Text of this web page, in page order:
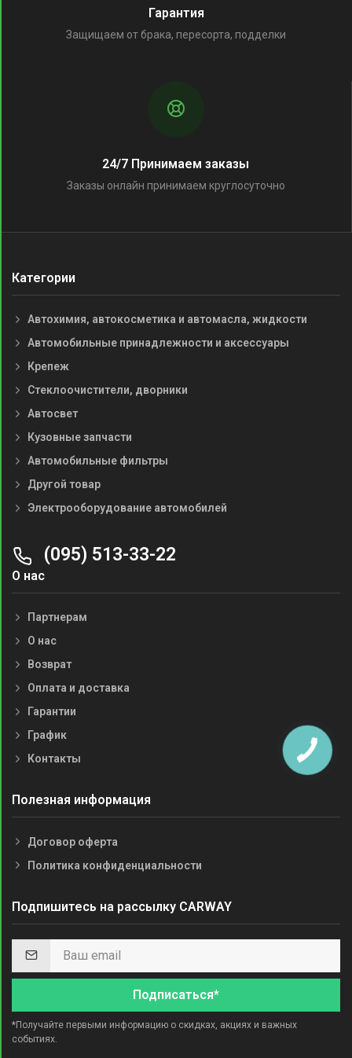
Гарантия
Защищаем от брака, пересорта, подделки
24/7 Принимаем заказы
Заказы онлайн принимаем круглосуточно
Категории
Автохимия, автокосметика и автомасла, жидкости
Автомобильные принадлежности и аксессуары
Крепеж
Стеклоочистители, дворники
Автосвет
Кузовные запчасти
Автомобильные фильтры
Другой товар
Электрооборудование автомобилей
(095) 513-33-22
О нас
Партнерам
О нас
Возврат
Оплата и доставка
Гарантии
График
Контакты
Полезная информация
Договор оферта
Политика конфиденциальности
Подпишитесь на рассылку CARWAY
Подписаться*
*Получайте первыми информацию о скидках, акциях и важных
событиях.